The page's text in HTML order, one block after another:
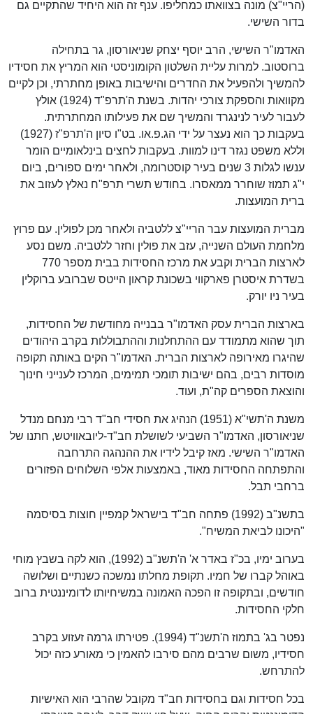
(הריי"צ) מונה בצוואתו כמחליפו. ענף זה הוא היחיד שהתקיים גם
בדור השישי.
האדמו"ר השישי, הרב יוסף יצחק שניאורסון, גר בתחילה
ברוסטוב. למרות עליית השלטון הקומוניסטי הוא המריץ את חסידיו
להמשיך ולהפעיל את החדרים והישיבות באופן מחתרתי, וכן לקיים
מקוואות והספקת צורכי יהדות. בשנת ה'תרפ"ד (1924) אולץ
לעבור לעיר לנינגרד והמשיך שם את פעילותו המחתרתית.
בעקבות כך הוא נעצר על ידי הג.פ.או. בט"ו סיון ה'תרפ"ז (1927)
וללא משפט נגזר דינו למוות. בעקבות לחצים בינלאומיים הומר
ענשו לגלות 3 שנים בעיר קוסטרומה, ולאחר ימים ספורים, ביום
י"ג תמוז שוחרר ממאסרו. בחודש תשרי תרפ"ח נאלץ לעזוב את
ברית המועצות.
מברית המועצות עבר הריי"צ ללטביה ולאחר מכן לפולין. עם פרוץ
מלחמת העולם השנייה, עזב את פולין וחזר ללטביה. משם נסע
לארצות הברית וקבע את מרכז החסידות בבית מספר 770
בשדרת איסטרן פארקווי בשכונת קראון הייטס שברובע ברוקלין
בעיר ניו יורק.
בארצות הברית עסק האדמו"ר בבנייה מחודשת של החסידות,
תוך שהוא מתמודד עם ההתחלנות וההתבוללות בקרב היהודים
שהיגרו מאירופה לארצות הברית. האדמו"ר הקים באותה תקופה
מוסדות רבים, בהם ישיבות תומכי תמימים, המרכז לענייני חינוך
והוצאת הספרים קה"ת, ועוד.
משנת ה'תשי"א (1951) הנהיג את חסידי חב"ד רבי מנחם מנדל
שניאורסון, האדמו"ר השביעי לשושלת חב"ד-ליובאוויטש, חתנו של
האדמו"ר השישי. מאז קיבל לידיו את ההנהגה התרחבה
והתפתחה החסידות מאוד, באמצעות אלפי השלוחים הפזורים
ברחבי תבל.
בתשנ"ב (1992) פתחה חב"ד בישראל קמפיין חוצות בסיסמה
"היכונו לביאת המשיח".
בערוב ימיו, בכ"ז באדר א' ה'תשנ"ב (1992), הוא לקה בשבץ מוחי
באוהל קברו של חמיו. תקופת מחלתו נמשכה כשנתיים ושלושה
חודשים, ובתקופה זו הפכה האמונה במשיחיותו לדומיננטית ברוב
חלקי החסידות.
נפטר בג' בתמוז ה'תשנ"ד (1994). פטירתו גרמה זעזוע בקרב
חסידיו, משום שרבים מהם סירבו להאמין כי מאורע כזה יכול
להתרחש.
בכל חסידות וגם בחסידות חב"ד מקובל שהרבי הוא האישיות